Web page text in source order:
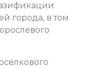
города, в том